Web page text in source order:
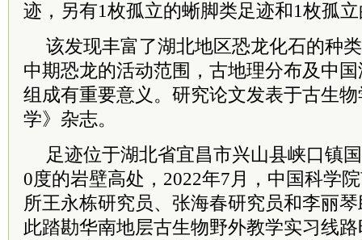
迹，另有1枚孤立的蜥脚类足迹和1枚孤
该发现丰富了湖北地区恐龙化石的种
中期恐龙的活动范围，古地理分布及中
组成有重要意义。研究论文发表于古生
学》杂志。
足迹位于湖北省宜昌市兴山县峡口镇
0度的岩壁高处，2022年7月，中国科学
所王永栋研究员、张海春研究员和李丽
此踏勘华南地层古生物野外教学实习线